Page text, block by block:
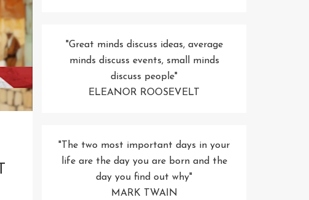
"Great minds discuss ideas, average
minds discuss events, small minds
discuss people"
ELEANOR ROOSEVELT
"The two most important days in your
life are the day you are born and the
day you find out why"
MARK TWAIN